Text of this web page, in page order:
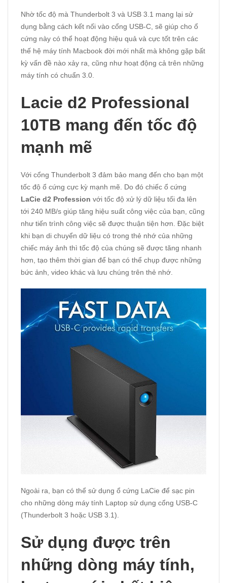
Nhờ tốc độ mà Thunderbolt 3 và USB 3.1 mang lại sử
dụng bằng cách kết nối vào cổng USB-C, sẽ giúp cho ổ
cứng này có thể hoạt động hiệu quả và cực tốt trên các
thế hệ máy tính Macbook đời mới nhất mà không gặp bất
kỳ vấn đề nào xảy ra, cũng như hoạt động cả trên những
máy tính có chuẩn 3.0.
Lacie d2 Professional
10TB mang đến tốc độ
mạnh mẽ
Với cổng Thunderbolt 3 đảm bảo mang đến cho bạn một
tốc độ ổ cứng cực kỳ mạnh mẽ. Do đó chiếc ổ cứng
LaCie d2 Profession với tốc độ xử lý dữ liệu tối đa lên
tới 240 MB/s giúp tăng hiệu suất công việc của bạn, cũng
như tiến trình công việc sẽ được thuận tiện hơn. Đặc biệt
khi bạn di chuyển dữ liệu có trong thẻ nhớ của những
chiếc máy ảnh thì tốc độ của chúng sẽ được tăng nhanh
hơn, tạo thêm thời gian để bạn có thể chụp được những
bức ảnh, video khác và lưu chúng trên thẻ nhớ.
Ngoài ra, bạn có thể sử dụng ổ cứng LaCie để sạc pin
cho những dòng máy tính Laptop sử dụng cổng USB-C
(Thunderbolt 3 hoặc USB 3.1).
Sử dụng được trên
những dòng máy tính,